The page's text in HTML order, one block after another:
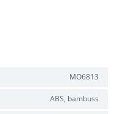
MO6813
ABS, bambuss